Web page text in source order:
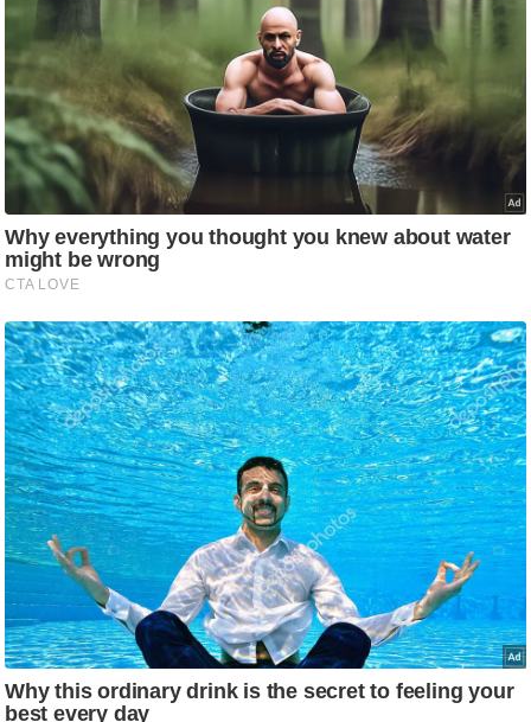
e
a
i
n
N
e
w
s
ला
इ
फ
स्टा
इ
ल
टे
लॉ
जी
ब्यू
टी